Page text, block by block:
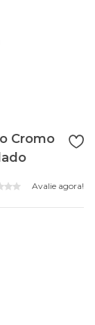
Cromo
Avalie agora!